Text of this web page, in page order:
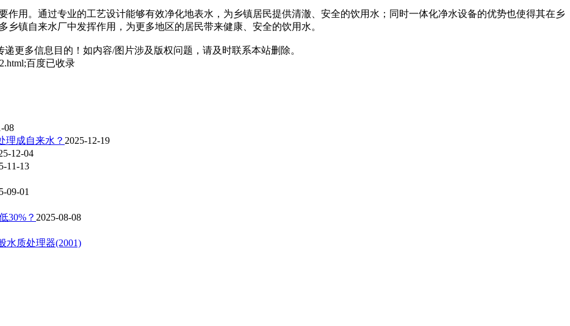
作用。通过专业的工艺设计能够有效净化地表水，为乡镇居民提供清澈、安全的饮用水；同时一体化净水设备的优势也使得其在乡
镇自来水厂中发挥作用，为更多地区的居民带来健康、安全的饮用水。
更多信息目的！如内容/图片涉及版权问题，请及时联系本站删除。
百度已收录
08
理成自来水？ 2025-12-19
12-04
11-13
09-01
30%？ 2025-08-08
水质处理器(2001)